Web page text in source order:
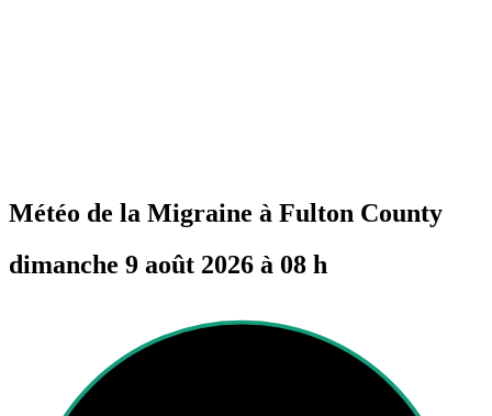
Météo de la Migraine à Fulton County
dimanche 9 août 2026 à 08 h